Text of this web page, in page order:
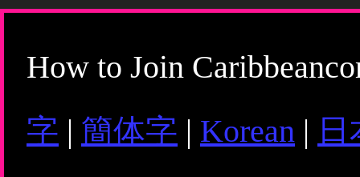
How to Join
字 | 簡体字 | Korean |